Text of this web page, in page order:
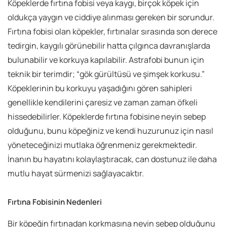
Köpeklerde fırtına fobisi veya kaygı, birçok köpek için
oldukça yaygın ve ciddiye alınması gereken bir sorundur.
Fırtına fobisi olan köpekler, fırtınalar sırasında son derece
tedirgin, kaygılı görünebilir hatta çılgınca davranışlarda
bulunabilir ve korkuya kapılabilir. Astrafobi bunun için
teknik bir terimdir; “gök gürültüsü ve şimşek korkusu.”
Köpeklerinin bu korkuyu yaşadığını gören sahipleri
genellikle kendilerini çaresiz ve zaman zaman öfkeli
hissedebilirler. Köpeklerde fırtına fobisine neyin sebep
olduğunu, bunu köpeğiniz ve kendi huzurunuz için nasıl
yöneteceğinizi mutlaka öğrenmeniz gerekmektedir.
İnanın bu hayatını kolaylaştıracak, can dostunuz ile daha
mutlu hayat sürmenizi sağlayacaktır.
Fırtına Fobisinin Nedenleri
Bir köpeğin fırtınadan korkmasına neyin sebep olduğunu